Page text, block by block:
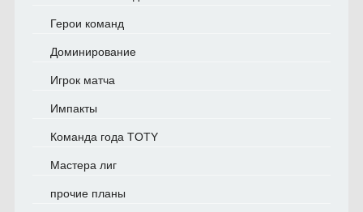
Герои команд
Доминирование
Игрок матча
Импакты
Команда года TOTY
Мастера лиг
прочие планы